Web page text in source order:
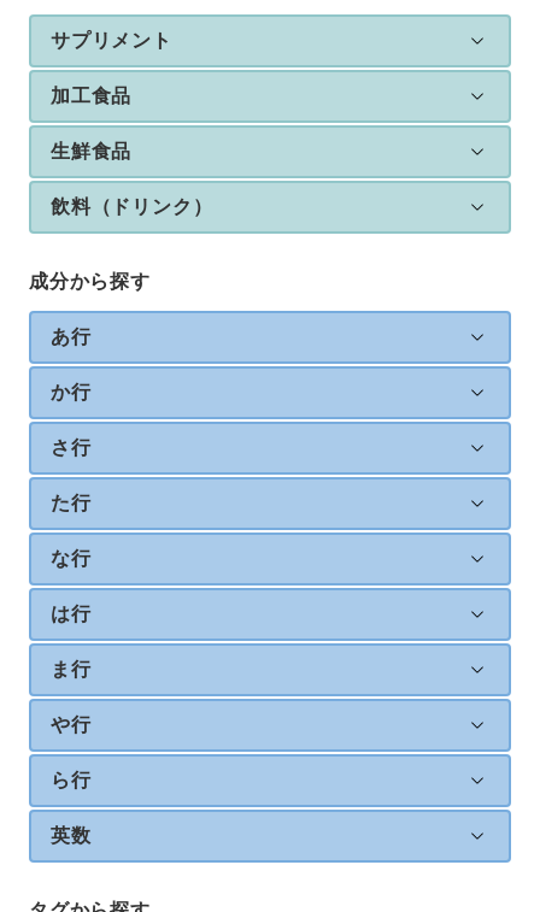
サプリメント
加工食品
生鮮食品
飲料（ドリンク）
成分から探す
あ行
か行
さ行
た行
な行
は行
ま行
や行
ら行
英数